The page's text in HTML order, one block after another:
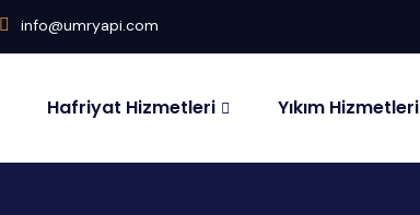
info@umryapi.com
Hafriyat Hizmetleri Yıkım Hizmetleri